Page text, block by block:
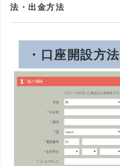
法・出金方法
・口座開設方法